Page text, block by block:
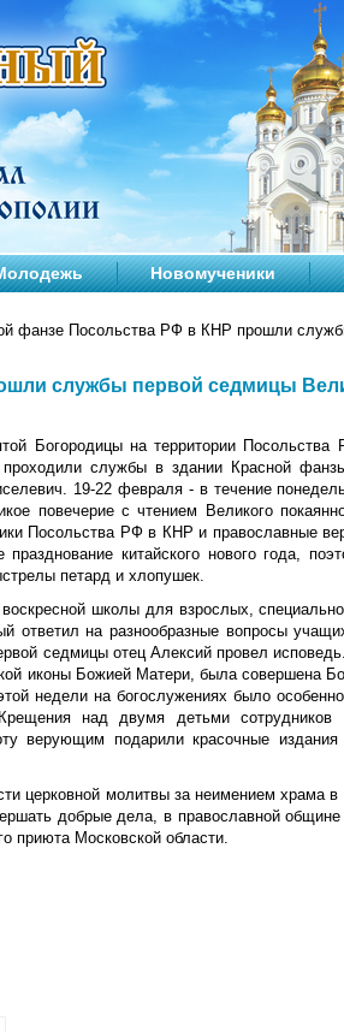
Новомученики
фанзе Посольства РФ в КНР прошли
службы первой седмицы
Богородицы на территории Посольства
службы в здании Красной
19-22 февраля - в течение
повечерие с чтением Великого
Посольства РФ в КНР и православные
китайского нового года,
петард и хлопушек.
школы для взрослых,
ответил на разнообразные вопросы
седмицы отец Алексий провел
иконы Божией Матери, была совершена
недели на богослужениях было
над двумя детьми сотрудников
верующим подарили красочные
церковной молитвы за неимением храма в
добрые дела, в православной
приюта Московской области.